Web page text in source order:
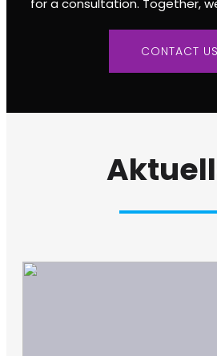
for a consultation. Together,
CONTACT US